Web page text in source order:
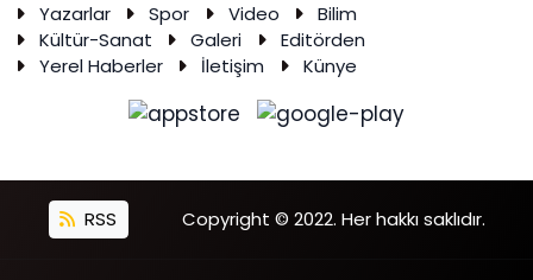
Yazarlar Spor Video
Bilim
Kültür-Sanat
Galeri
Editörden
Yerel Haberler
İletişim Künye
RSS Copyright © 2022. Her hakkı saklıdır.